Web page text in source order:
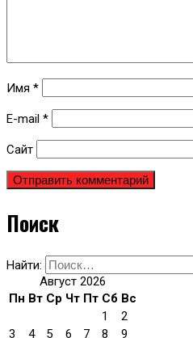
Имя *
E-mail *
Сайт
Поиск
Найти:
Август 2026
Пн Вт Ср Чт Пт Сб Вс
1
2
3
4 5 6 7 8
9